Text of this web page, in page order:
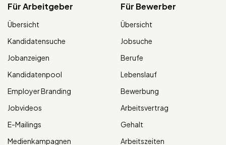
Für Arbeitgeber
Übersicht
Kandidatensuche
Jobanzeigen
Kandidatenpool
Employer Branding
Jobvideos
E-Mailings
Medienkampagnen
Für Bewerber
Übersicht
Jobsuche
Berufe
Lebenslauf
Bewerbung
Arbeitsvertrag
Gehalt
Arbeitszeiten